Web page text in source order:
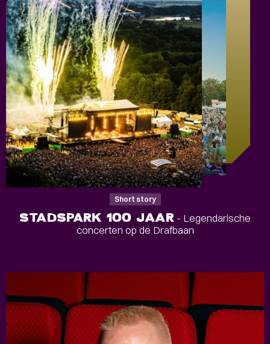
Short story
STADSPARK 100 JAAR - Legendarische
concerten op de Drafbaan